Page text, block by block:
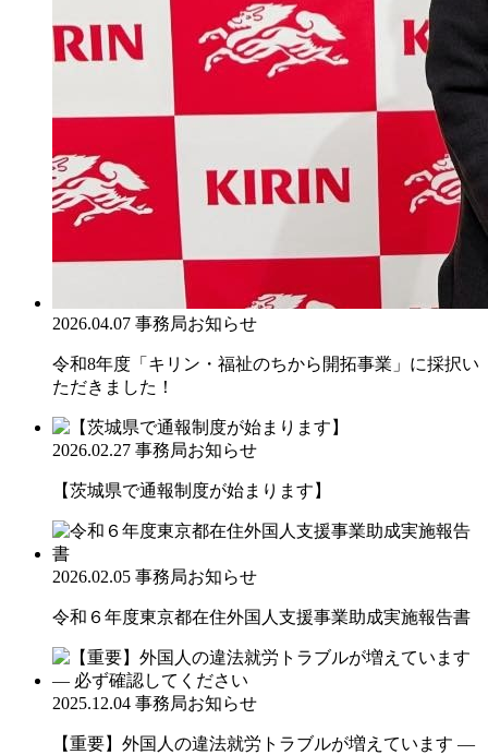
2026.04.07 事務局お知らせ
令和8年度「キリン・福祉のちから開拓事業」に採択い
ただきました！
2026.02.27 事務局お知らせ
【茨城県で通報制度が始まります】
2026.02.05 事務局お知らせ
令和６年度東京都在住外国人支援事業助成実施報告書
2025.12.04 事務局お知らせ
【重要】外国人の違法就労トラブルが増えています ―